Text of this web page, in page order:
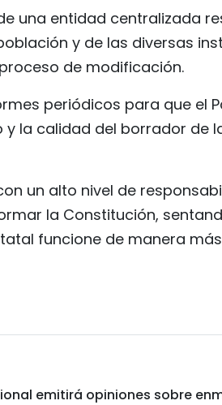
una entidad centralizada
y de las diversas
de modificación.
periódicos para que el
la calidad del borrador de
un alto nivel de
la Constitución,
funcione de manera
emitirá opiniones sobre